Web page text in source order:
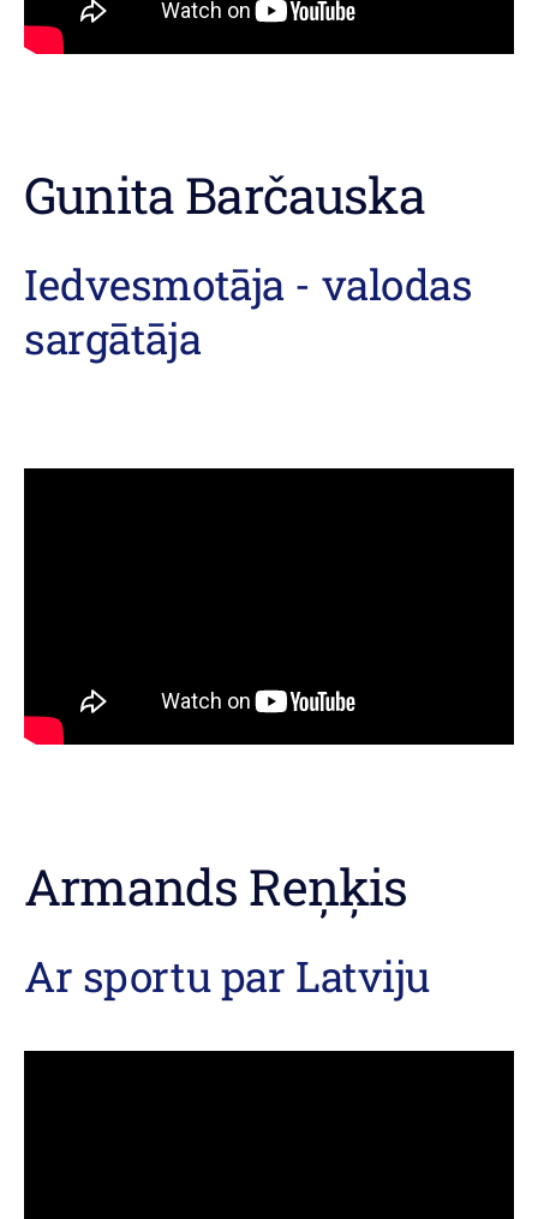
Gunita Barčauska
Iedvesmotāja - valodas
sargātāja
Armands Reņķis
Ar sportu par Latviju